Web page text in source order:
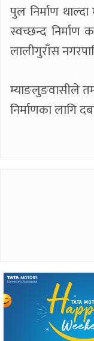
पुल निर्माण
स्वच्छन्द निर्माण
लालीगुराँस
म्याङलुङवासीले
निर्माणका लागि